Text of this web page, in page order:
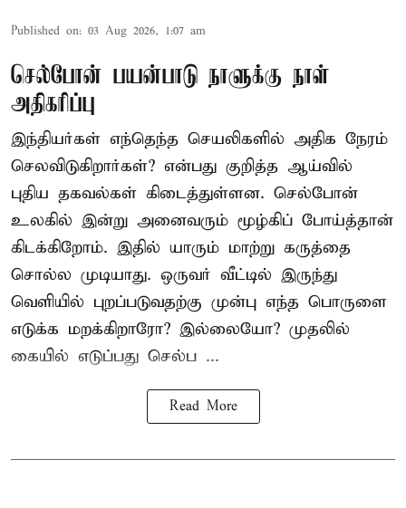
Published on: 03 Aug 2026, 1:07 am
செல்போன் பயன்பாடு நாளுக்கு நாள்
அதிகரிப்பு
இந்தியர்கள் எந்தெந்த செயலிகளில் அதிக நேரம்
செலவிடுகிறார்கள்? என்பது குறித்த ஆய்வில்
புதிய தகவல்கள் கிடைத்துள்ளன. செல்போன்
உலகில் இன்று அனைவரும் மூழ்கிப் போய்த்தான்
கிடக்கிறோம். இதில் யாரும் மாற்று கருத்தை
சொல்ல முடியாது. ஒருவர் வீட்டில் இருந்து
வெளியில் புறப்படுவதற்கு முன்பு எந்த பொருளை
எடுக்க மறக்கிறாரோ? இல்லையோ? முதலில்
கையில் எடுப்பது செல்ப ...
Read More